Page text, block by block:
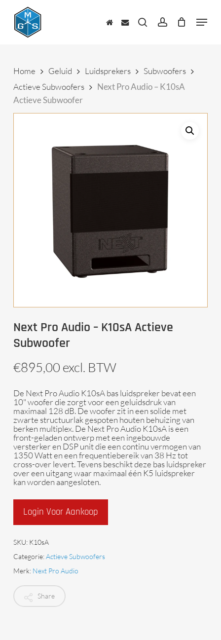
content
zoekenaccount Menu
Home Geluid Luidsprekers
Subwoofers
Actieve Subwoofers
Next Pro Audio – K10sA
Actieve Subwoofer
Next Pro Audio – K10sA Actieve
Subwoofer
€895,00 excl. BTW
De Next Pro Audio K10sA bas luidspreker bevat een
10" woofer die zorgt voor een geluidsdruk van
maximaal 128 dB. De woofer zit in een solide met
zwarte structuurlak gespoten houten behuizing van
berken multiplex. De Next Pro Audio K10sA is een
front-geladen ontwerp met een ingebouwde
versterker en DSP unit die een continu vermogen van
1350 Watt en een frequentiebereik van 38 Hz tot
cross-over levert. Tevens beschikt deze bas luidspreker
over een uitgang waar maximaal één K5 luidspreker
kan worden aangesloten.
Login Voor Aankoop
SKU: K10sA
Categorie:Actieve Subwoofers
Merk: Next Pro Audio
Share